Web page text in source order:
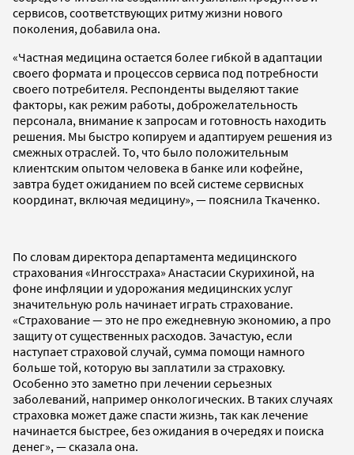
сервисов, соответствующих ритму жизни нового
поколения, добавила она.
«Частная медицина остается более гибкой в адаптации
своего формата и процессов сервиса под потребности
своего потребителя. Респонденты выделяют такие
факторы, как режим работы, доброжелательность
персонала, внимание к запросам и готовность находить
решения. Мы быстро копируем и адаптируем решения из
смежных отраслей. То, что было положительным
клиентским опытом человека в банке или кофейне,
завтра будет ожиданием по всей системе сервисных
координат, включая медицину», — пояснила Ткаченко.
По словам директора департамента медицинского
страхования «Ингосстраха» Анастасии Скурихиной, на
фоне инфляции и удорожания медицинских услуг
значительную роль начинает играть страхование.
«Страхование — это не про ежедневную экономию, а про
защиту от существенных расходов. Зачастую, если
наступает страховой случай, сумма помощи намного
больше той, которую вы заплатили за страховку.
Особенно это заметно при лечении серьезных
заболеваний, например онкологических. В таких случаях
страховка может даже спасти жизнь, так как лечение
начинается быстрее, без ожидания в очередях и поиска
денег», — сказала она.